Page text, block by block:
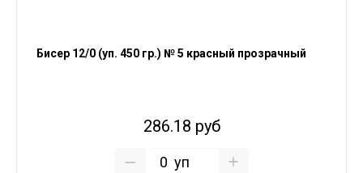
Бисер 12/0 (уп. 450 гр.) № 5 красный прозрачный
286.18 руб
уп